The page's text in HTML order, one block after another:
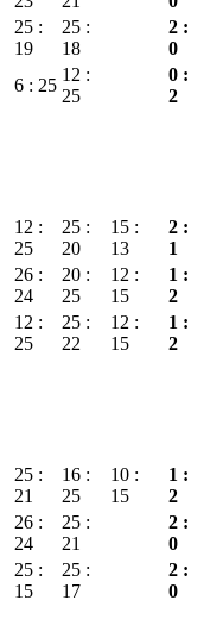
25 :
19
25 :
18
2 :
0
6 : 25
12 :
25
0 :
2
12 :
25
25 :
20
15 :
13
2 :
1
26 :
24
20 :
25
12 :
15
1 :
2
12 :
25
25 :
22
12 :
15
1 :
2
25 :
21
16 :
25
10 :
15
1 :
2
26 :
24
25 :
21
2 :
0
25 :
15
25 :
17
2 :
0